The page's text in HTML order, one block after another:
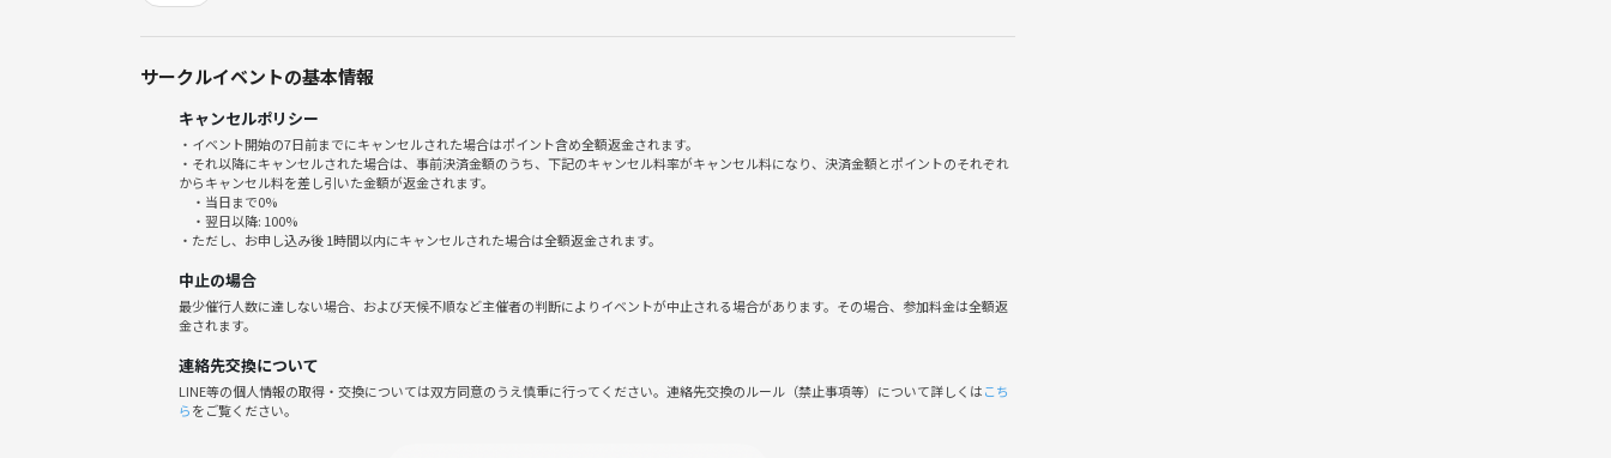
1. 自己紹介（5分）
2. おやつを食べながら人生ゲーム（80分）
3. 振り返りトーク（15分）
4. フリータイム（10分）
【お願い】
参加者の皆さまが安心して楽しめる場づくりのため、以下の行為は禁止しております。
・MLM、ネットワークビジネス等の勧誘・宗教活動や政治活動への勧誘・営業、商材販売、引き抜き行為・ナンパや
恋愛目的での参加・その他、参加者が不快に感じる行為
発覚した場合はご退場いただく場合がございます。
サークルイベントの基本情報
キャンセルポリシー
・イベント開始の7日前までにキャンセルされた場合はポイント含め全額返金されます。
・それ以降にキャンセルされた場合は、事前決済金額のうち、下記のキャンセル料率がキャンセル料になり、決済金額とポイントのそれぞれ
からキャンセル料を差し引いた金額が返金されます。
・当日まで0%
・翌日以降: 100%
・ただし、お申し込み後 1時間以内にキャンセルされた場合は全額返金されます。
中止の場合
最少催行人数に達しない場合、および天候不順など主催者の判断によりイベントが中止される場合があります。その場合、参加料金は全額返
金されます。
連絡先交換について
LINE等の個人情報の取得・交換については双方同意のうえ慎重に行ってください。連絡先交換のルール（禁止事項等）について詳しくはこち
らをご覧ください。